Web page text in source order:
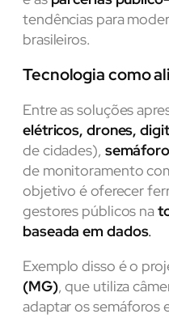
tendências para
brasileiros.
Tecnologia como
Entre as soluções
elétricos, drones,
de cidades),
de monitoramento
objetivo é oferecer
gestores públicos na
baseada em dados.
Exemplo disso é o
(MG), que utiliza
adaptar os semáforos